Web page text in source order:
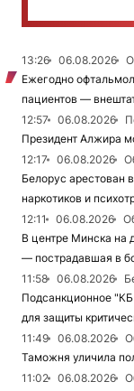
13:26 06.08.2026
Ежегодно
пациентов —
12:57
06.08.2026
Президент Алжира
12:17
06.08.2026
Белорус арестован
наркотиков и
12:11
06.08.2026
В центре Минска на
— пострадавшая в
11:58
06.08.2026
Подсанкционное
для защиты
11:49
06.08.2026
Таможня уличила
11:02
06.08.2026